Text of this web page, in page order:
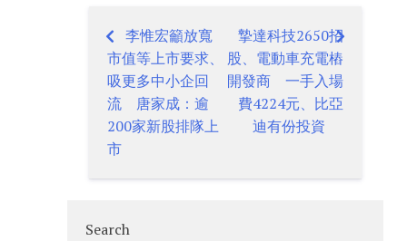
Post
navigation
李惟宏籲放寬
市值等上市要求、
吸更多中小企回
流 唐家成：逾
200家新股排隊上
市
摯達科技2650招
股、電動車充電樁
開發商 一手入場
費4224元、比亞
迪有份投資
Search